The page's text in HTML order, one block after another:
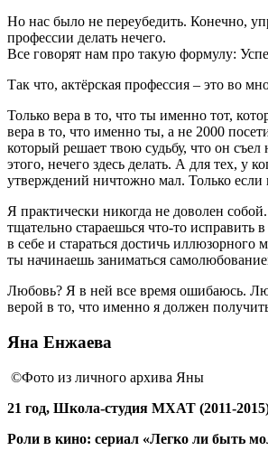
Но нас было не переубедить. Конечно,
профессии делать нечего.
Все говорят нам про такую формулу:
Так что, актёрская профессия – это во
Только вера в то, что ты именно тот,
вера в то, что именно ты, а не 2000
который решает твою судьбу, что он
этого, нечего здесь делать. А для тех,
утверждений ничтожно мал. Только если
Я практически никогда не доволен
тщательно стараешься что-то исправить
в себе и стараться достичь
ты начинаешь заниматься
Любовь? Я в ней все время ошибаюсь.
верой в то, что именно я должен
Яна Енжаева
©Фото из личного архива Яны
21 год, Школа-студия МХАТ (2011-
Роли в кино: сериал «Легко ли быть